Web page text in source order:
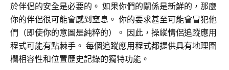
於伴侶的安全是必要的。 如果你們的關係是新鮮的，那麼
你的伴侶很可能會感到窒息。 你的要求甚至可能會冒犯他
們（即使你的意圖是純粹的）。 因此，操縱情侶追蹤應用
程式可能有點棘手。 每個追蹤應用程式都提供具有地理圍
欄相容性和位置歷史記錄的獨特功能。